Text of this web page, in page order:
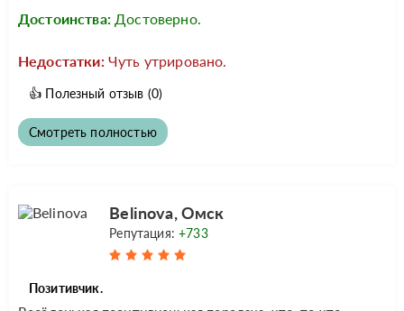
Достоинства: Достоверно.
Недостатки: Чуть утрировано.
👍 Полезный отзыв (0)
Смотреть полностью
Belinovа, Омск
Репутация:+733
Позитивчик.